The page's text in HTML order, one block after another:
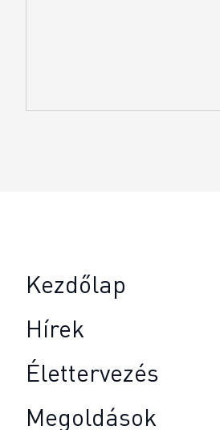
Kezdőlap
Hírek
Élettervezés
Megoldások